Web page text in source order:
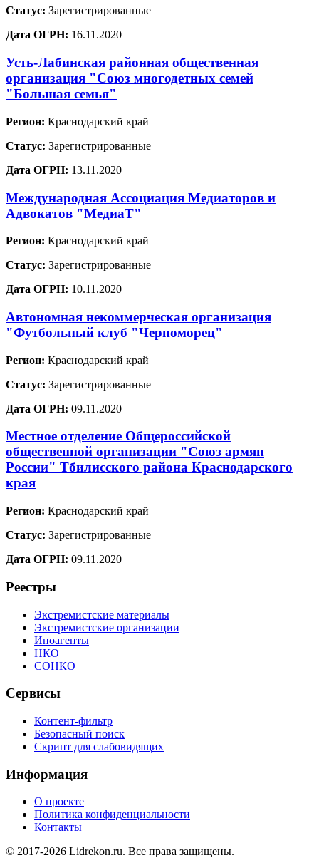
Статус: Зарегистрированные
Дата ОГРН: 16.11.2020
Усть-Лабинская районная общественная
организация "Союз многодетных семей
"Большая семья"
Регион: Краснодарский край
Статус: Зарегистрированные
Дата ОГРН: 13.11.2020
Международная Ассоциация Медиаторов и
Адвокатов "МедиаТ"
Регион: Краснодарский край
Статус: Зарегистрированные
Дата ОГРН: 10.11.2020
Автономная некоммерческая организация
"Футбольный клуб "Черноморец"
Регион: Краснодарский край
Статус: Зарегистрированные
Дата ОГРН: 09.11.2020
Местное отделение Общероссийской
общественной организации "Союз армян
России" Тбилисского района Краснодарского
края
Регион: Краснодарский край
Статус: Зарегистрированные
Дата ОГРН: 09.11.2020
Реестры
Экстремистские материалы
Экстремистские организации
Иноагенты
НКО
СОНКО
Сервисы
Контент-фильтр
Безопасный поиск
Скрипт для слабовидящих
Информация
О проекте
Политика конфиденциальности
Контакты
© 2017-2026 Lidrekon.ru. Все права защищены.